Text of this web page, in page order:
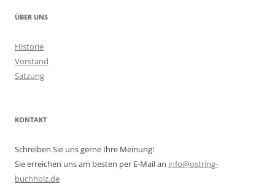
ÜBER UNS
Historie
Vorstand
Satzung
KONTAKT
Schreiben Sie uns gerne Ihre Meinung!
Sie erreichen uns am besten per E-Mail an info@ostring-
buchholz.de